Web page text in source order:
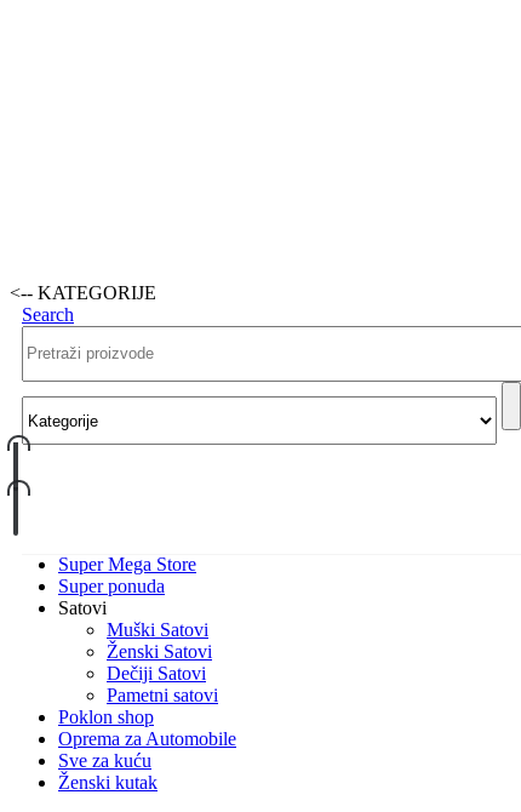
<-- KATEGORIJE
Search
Super Mega Store
Super ponuda
Satovi
Muški Satovi
Ženski Satovi
Dečiji Satovi
Pametni satovi
Poklon shop
Oprema za Automobile
Sve za kuću
Ženski kutak